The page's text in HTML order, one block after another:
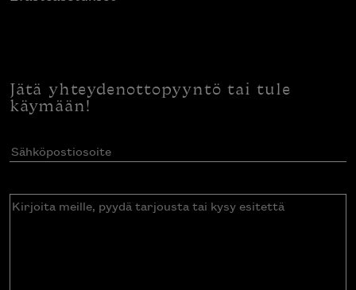
Jätä yhteydenottopyyntö tai tule
käymään!
Sähköpostiosoite(Pakollinen)
Kirjoita